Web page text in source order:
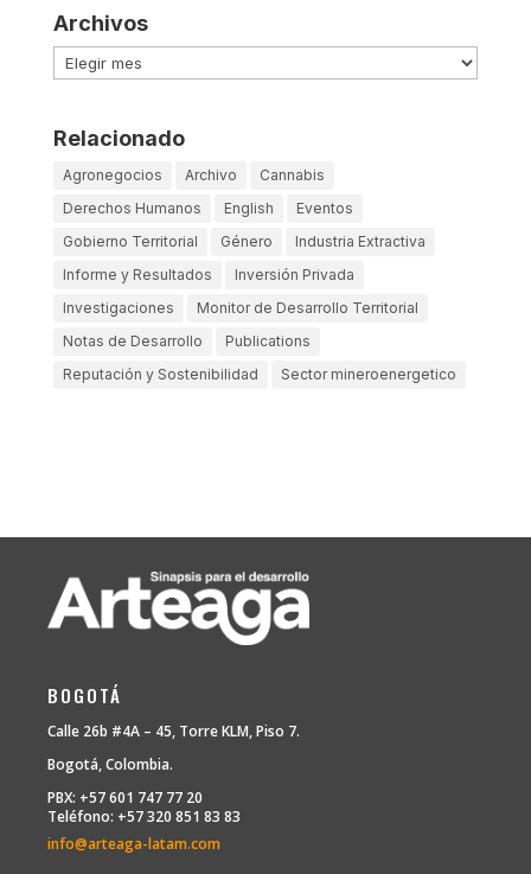
Archivos
Archivos
Relacionado
Agronegocios Archivo
Cannabis
Derechos Humanos
English
Eventos
Gobierno Territorial
Género
Industria Extractiva
Informe y Resultados
Inversión Privada
Investigaciones
Monitor de Desarrollo Territorial
Notas de Desarrollo
Publications
Reputación y Sostenibilidad
Sector mineroenergetico
BOGOTÁ
Calle 26b #4A – 45, Torre KLM, Piso 7.
Bogotá, Colombia.
PBX: +57 601 747 77 20
Teléfono: +57 320 851 83 83
info@arteaga-latam.com